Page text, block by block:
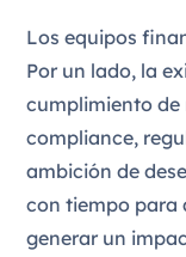
Los equipos
Por un lado, la
cumplimiento de
compliance,
ambición de
con tiempo para
generar un